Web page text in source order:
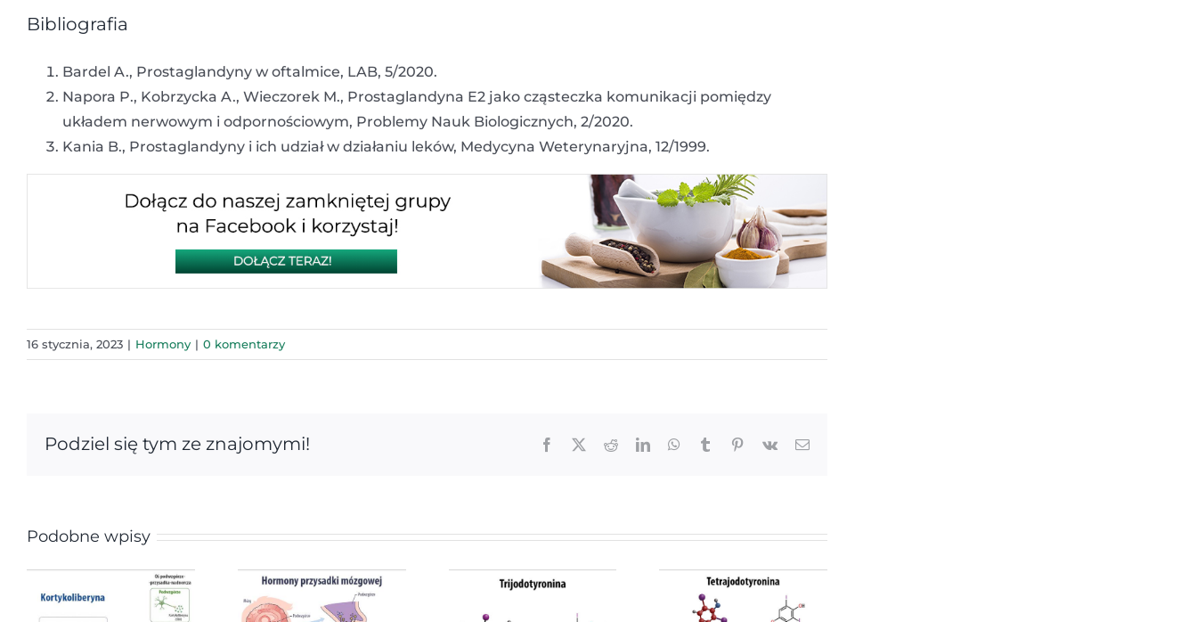
Bibliografia
Bardel A., Prostaglandyny w oftalmice, LAB, 5/2020.
Napora P., Kobrzycka A., Wieczorek M., Prostaglandyna E2 jako cząsteczka komunikacji pomiędzy
układem nerwowym i odpornościowym, Problemy Nauk Biologicznych, 2/2020.
Kania B., Prostaglandyny i ich udział w działaniu leków, Medycyna Weterynaryjna, 12/1999.
16 stycznia, 2023 | Hormony | 0 komentarzy
Podziel się tym ze znajomymi! Facebook
X RedditLinkedInWhatsApp
TumblrPinterest
Vk Email
Podobne wpisy